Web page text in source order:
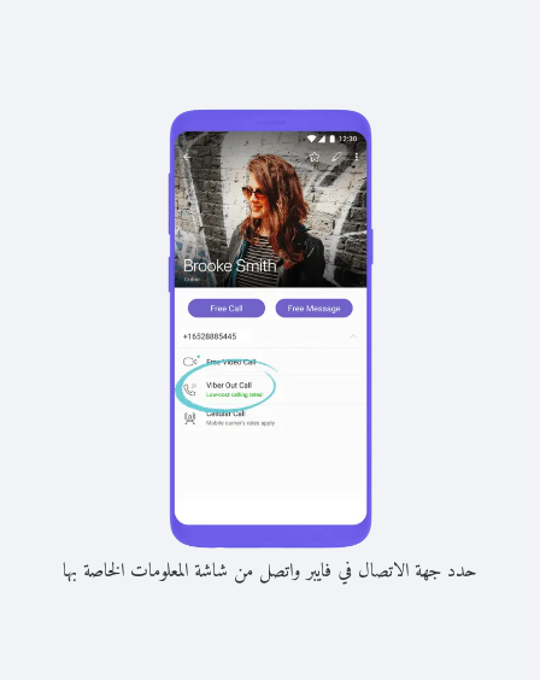
حدد جهة الاتصال في فايبر واتصل من شاشة المعلومات الخاصة بها